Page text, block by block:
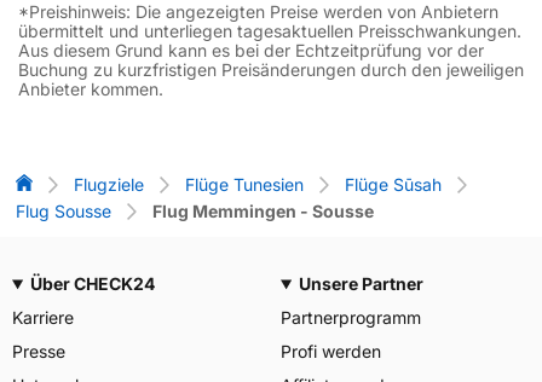
*Preishinweis: Die angezeigten Preise werden von Anbietern
übermittelt und unterliegen tagesaktuellen Preisschwankungen.
Aus diesem Grund kann es bei der Echtzeitprüfung vor der
Buchung zu kurzfristigen Preisänderungen durch den jeweiligen
Anbieter kommen.
Flug-Vergleich
Flugziele Flüge Tunesien
Flüge Sūsah
Flug Sousse
Flug Memmingen - Sousse
Über CHECK24
Karriere
Presse
Unsere Partner
Partnerprogramm
Profi werden